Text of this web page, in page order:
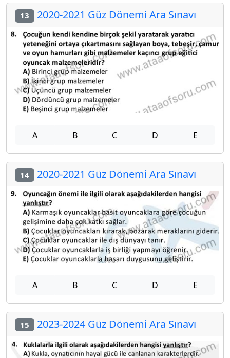
13 2020-2021 Güz Dönemi Ara Sınavı
A B C D E
14 2020-2021 Güz Dönemi Ara Sınavı
A B C D E
15 2023-2024 Güz Dönemi Ara Sınavı